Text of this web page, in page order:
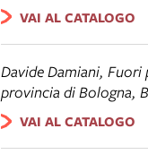
VAI AL CATALOGO
Davide Damiani, Fuori
provincia di Bologna,
VAI AL CATALOGO